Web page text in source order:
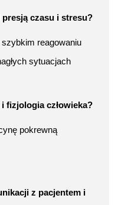
czasu i stresu?
reagowaniu
sytuacjach
fizjologia człowieka?
pokrewną
z pacjentem i